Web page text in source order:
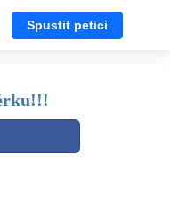
Spustit petici